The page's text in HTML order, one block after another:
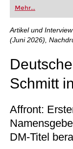
oder bereits auf
FRITZ trainieren Sie
individueller als je
Mehr...
Artikel und
(Juni 2026),
Schmitt
Affront:
DM-Titel